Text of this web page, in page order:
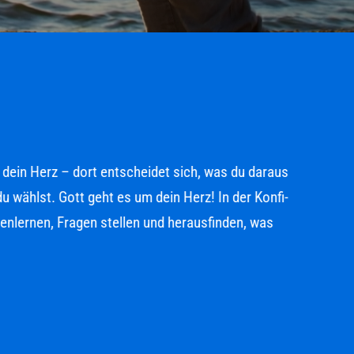
Herz – dort entscheidet sich, was du daraus
Gott geht es um dein Herz! In der Konfi-
Fragen stellen und herausfinden, was